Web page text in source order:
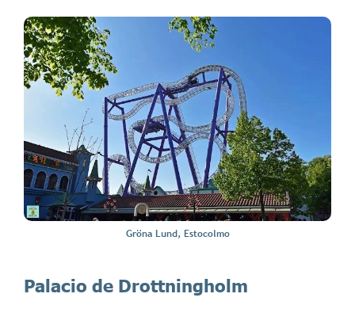
Gröna Lund, Estocolmo
Palacio de Drottningholm